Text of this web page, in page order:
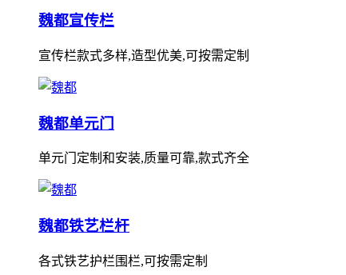
魏都宣传栏
宣传栏款式多样,造型优美,可按需定制
魏都单元门
单元门定制和安装,质量可靠,款式齐全
魏都铁艺栏杆
各式铁艺护栏围栏,可按需定制